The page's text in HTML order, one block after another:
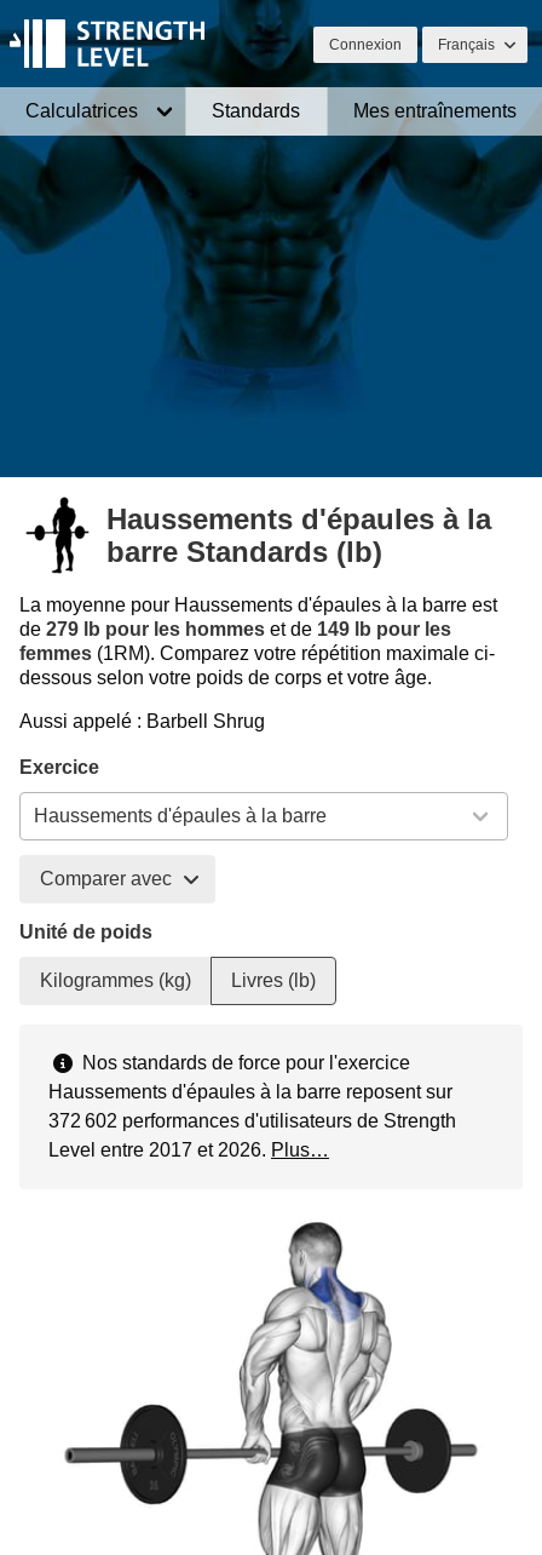
Connexion Français
Calculatrices Standards Mes entraînements
Haussements d'épaules à la
barre Standards (lb)
La moyenne pour Haussements d'épaules à la barre est
de 279 lb pour les hommes et de 149 lb pour les
femmes (1RM). Comparez votre répétition maximale ci-
dessous selon votre poids de corps et votre âge.
Aussi appelé : Barbell Shrug
Exercice
Comparer avec
Unité de poids
Kilogrammes (kg) Livres (lb)
Nos standards de force pour l'exercice
Haussements d'épaules à la barre reposent sur
372 602 performances d'utilisateurs de Strength
Level entre 2017 et 2026. Plus…